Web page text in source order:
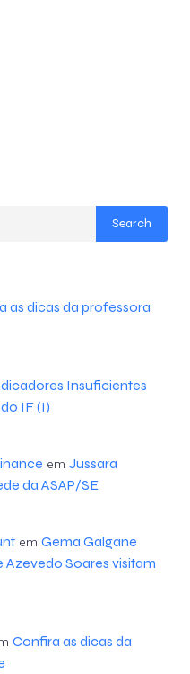
Search
as dicas da professora
Insuficientes
IF (I)
em Jussara
da ASAP/SE
em Gema Galgane
Azevedo Soares visitam
Confira as dicas da